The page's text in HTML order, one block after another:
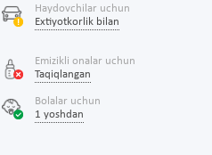
Haydovchilar uchun
Extiyotkorlik bilan
Emizikli onalar uchun
Taqiqlangan
Bolalar uchun
1 yoshdan